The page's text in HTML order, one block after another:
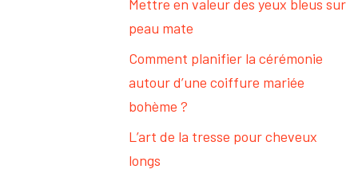
Mettre en valeur des yeux bleus sur
peau mate
Comment planifier la cérémonie
autour d’une coiffure mariée
bohème ?
L’art de la tresse pour cheveux
longs